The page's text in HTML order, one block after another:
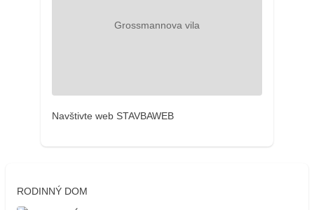
Navštivte web STAVBAWEB
RODINNÝ DOM